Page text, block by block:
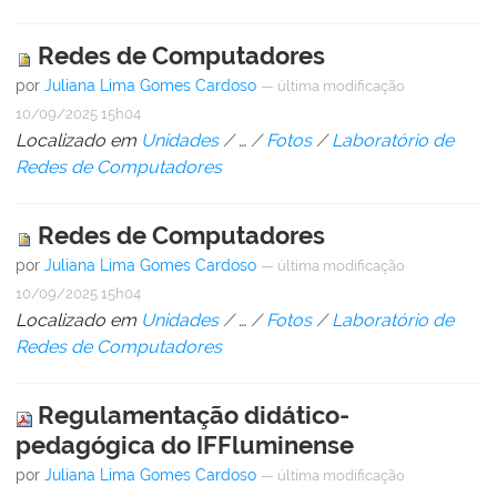
Redes de Computadores
por Juliana Lima Gomes Cardoso — última modificação
10/09/2025 15h04
Localizado em Unidades /… /Fotos /Laboratório de
Redes de Computadores
Redes de Computadores
por Juliana Lima Gomes Cardoso — última modificação
10/09/2025 15h04
Localizado em Unidades /… /Fotos /Laboratório de
Redes de Computadores
Regulamentação didático-
pedagógica do IFFluminense
por Juliana Lima Gomes Cardoso — última modificação